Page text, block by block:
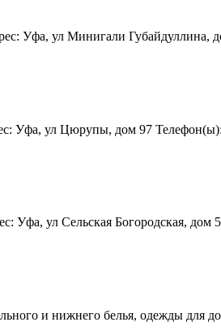
Уфа, ул Минигали Губайдуллина,
Уфа, ул Цюрупы, дом 97
ул Сельская Богородская, дом
и нижнего белья, одежды для